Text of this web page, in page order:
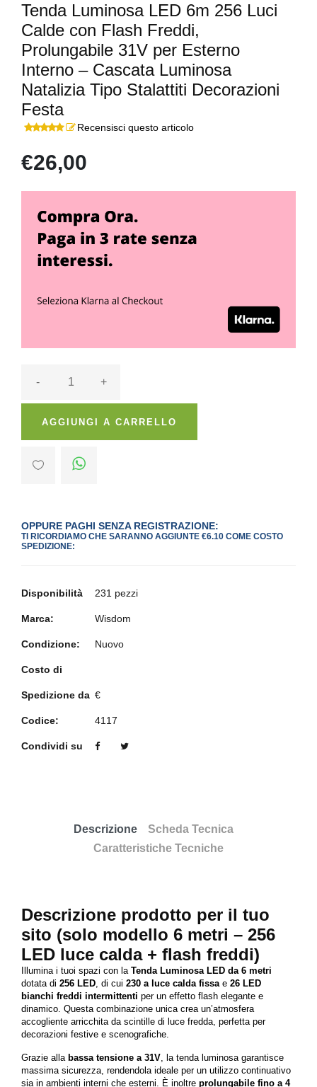
Tenda Luminosa LED 6m 256 Luci
Calde con Flash Freddi,
Prolungabile 31V per Esterno
Interno – Cascata Luminosa
Natalizia Tipo Stalattiti Decorazioni
Festa
Recensisci questo articolo
€26,00
- +
AGGIUNGI A CARRELLO
OPPURE PAGHI SENZA REGISTRAZIONE:
TI RICORDIAMO CHE SARANNO AGGIUNTE €6.10 COME COSTO
SPEDIZIONE:
Disponibilità 231 pezzi
Marca: Wisdom
Condizione: Nuovo
Costo di
Spedizione da €
Codice: 4117
Condividi su
Descrizione
Scheda Tecnica
Caratteristiche Tecniche
Descrizione prodotto per il tuo
sito (solo modello 6 metri – 256
LED luce calda + flash freddi)
Illumina i tuoi spazi con la Tenda Luminosa LED da 6 metri
dotata di 256 LED , di cui 230 a luce calda fissa e 26 LED
bianchi freddi intermittenti per un effetto flash elegante e
dinamico. Questa combinazione unica crea un’atmosfera
accogliente arricchita da scintille di luce fredda, perfetta per
decorazioni festive e scenografiche.
Grazie alla bassa tensione a 31V , la tenda luminosa garantisce
massima sicurezza, rendendola ideale per un utilizzo continuativo
sia in ambienti interni che esterni. È inoltre prolungabile fino a 4